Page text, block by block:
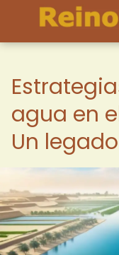
agua en
Un